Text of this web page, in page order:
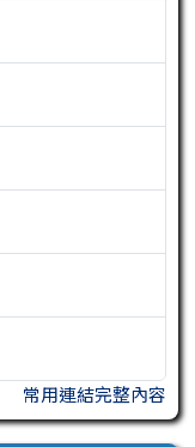
常用連結完整內容